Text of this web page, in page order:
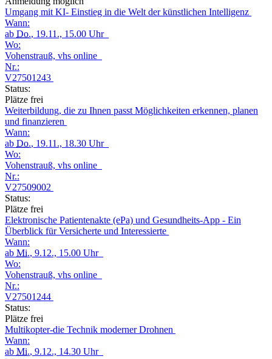
Umgang mit KI- Einstieg in die Welt der künstlichen Intelligenz
Wann:
ab Do., 19.11., 15.00 Uhr
Wo:
Vohenstrauß, vhs online
Nr.:
V27501243
Status:
Plätze frei
Weiterbildung, die zu Ihnen passt Möglichkeiten erkennen, planen
und finanzieren
Wann:
ab Do., 19.11., 18.30 Uhr
Wo:
Vohenstrauß, vhs online
Nr.:
V27509002
Status:
Plätze frei
Elektronische Patientenakte (ePa) und Gesundheits-App - Ein
Überblick für Versicherte und Interessierte
Wann:
ab Mi., 9.12., 15.00 Uhr
Wo:
Vohenstrauß, vhs online
Nr.:
V27501244
Status:
Plätze frei
Multikopter-die Technik moderner Drohnen
Wann:
ab Mi., 9.12., 14.30 Uhr